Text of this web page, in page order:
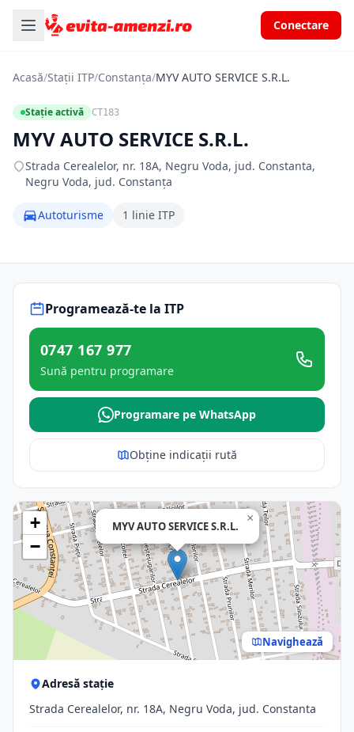
Conectare
Acasă/Stații ITP/Constanța/MYV AUTO SERVICE S.R.L.
Stație activă CT183
MYV AUTO SERVICE S.R.L.
Strada Cerealelor, nr. 18A, Negru Voda, jud. Constanta,
Negru Voda, jud. Constanța
Autoturisme 1 linie ITP
Programează-te la ITP
0747 167 977
Sună pentru programare
Programare pe WhatsApp
Obține indicații rută
MYV AUTO SERVICE S.R.L.
×
+
−
Navighează
Adresă stație
Strada Cerealelor, nr. 18A, Negru Voda, jud. Constanta